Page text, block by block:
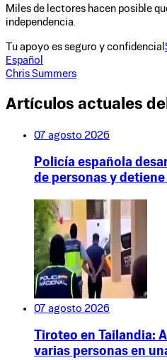
Miles de lectores hacen posible
independencia.
Tu apoyo es seguro y confidencial
Español
Chris Summers
Artículos actuales
07 agosto 2026
Policía española
de personas y
07 agosto 2026
Tiroteo en Tailandia:
varias personas en